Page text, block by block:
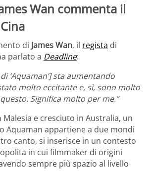
Wan commenta il
di James Wan, il regista di
parlato a Deadline:
‘Aquaman’] sta aumentando
molto eccitante e, sì, sono molto
Significa molto per me.”
Malesia e cresciuto in Australia, un
Aquaman appartiene a due mondi
canto, si inserisce in un contesto
in cui filmmaker di origini
sempre più spazio al livello